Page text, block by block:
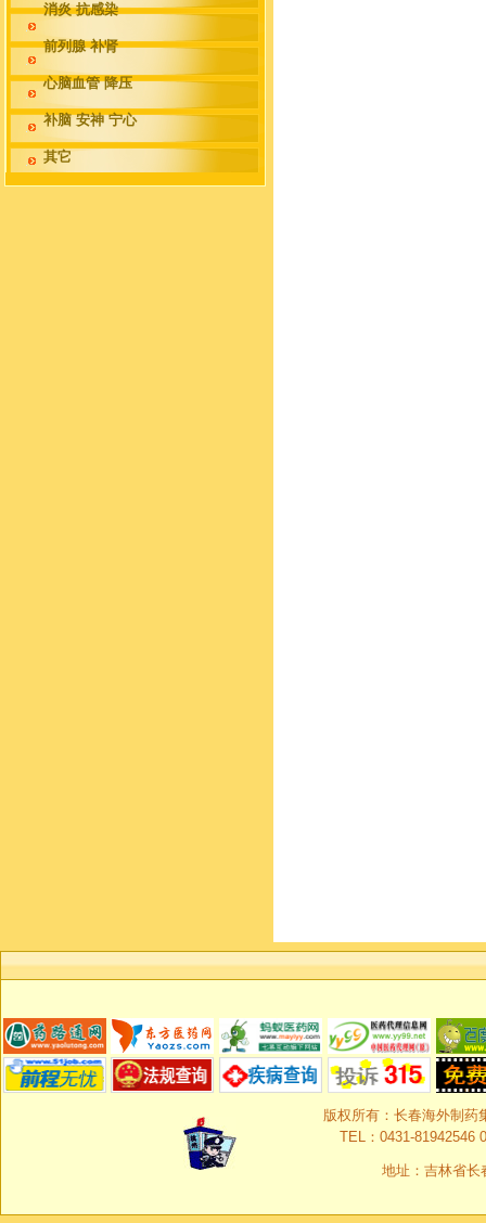
消炎 抗感染
前列腺 补肾
心脑血管 降压
补脑 安神 宁心
其它
版权所有：长春海外制药
TEL：0431-81942546
地址：吉林省长